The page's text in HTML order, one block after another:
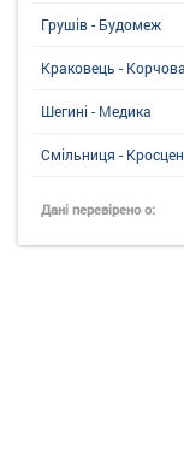
Грушів - Будомеж
Краковець - Корчова
Шегині - Медика
Смільниця -
Дані перевірено о: